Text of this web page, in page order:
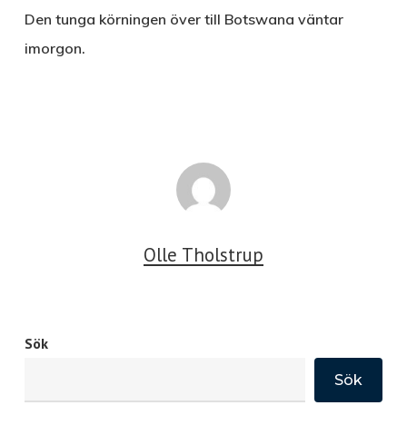
Den tunga körningen över till Botswana väntar
imorgon.
Olle Tholstrup
Sök
Sök